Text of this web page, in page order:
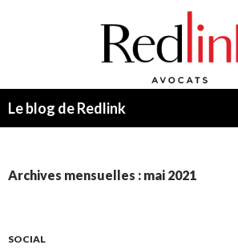
Le blog de Redlink
Archives mensuelles : mai 2021
SOCIAL